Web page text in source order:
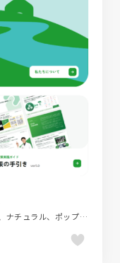
イラスト、グリーン系、コーポレートサイト、ナチュラル、ポップ、地域・団体・活動